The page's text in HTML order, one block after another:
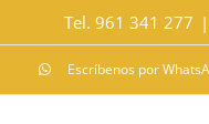
Tel. 961 341 277 |
Escríbenos por